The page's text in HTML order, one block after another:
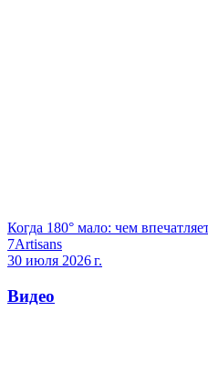
Когда 180° мало: чем
7Artisans
30 июля 2026 г.
Видео